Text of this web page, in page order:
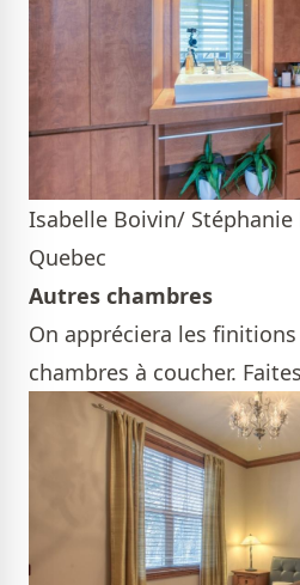
Isabelle Boivin/ Stéphanie
Quebec
Autres chambres
On appréciera les
chambres à coucher.